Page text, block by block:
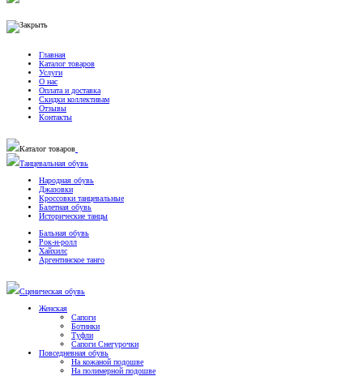
Главная
Каталог товаров
Услуги
О нас
Оплата и доставка
Скидки коллективам
Отзывы
Контакты
Каталог товаров
Танцевальная обувь
Народная обувь
Джазовки
Кроссовки танцевальные
Балетная обувь
Исторические танцы
Бальная обувь
Рок-н-ролл
Хайхилс
Аргентинское танго
Сценическая обувь
Женская
Сапоги
Ботинки
Туфли
Сапоги Снегурочки
Повседневная обувь
На кожаной подошве
На полимерной подошве